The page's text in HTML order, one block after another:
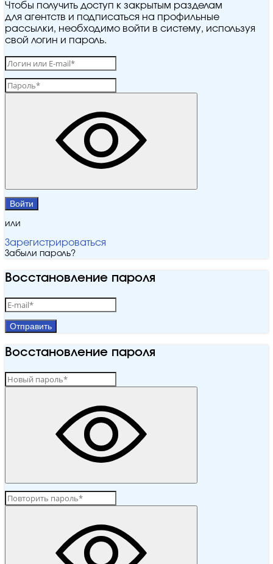
Чтобы получить доступ к закрытым разделам
для агентств и подписаться на профильные
рассылки, необходимо войти в систему, используя
свой логин и пароль.
Войти
или
Зарегистрироваться
Забыли пароль?
Восстановление пароля
Отправить
Восстановление пароля